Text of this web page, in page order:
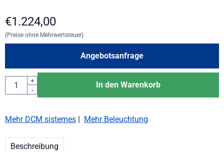
€1.224,00
(Preise ohne Mehrwertsteuer)
Angebotsanfrage
Anzahl
+
-
In den Warenkorb
Mehr DCM sistemes Mehr Beleuchtung
Beschreibung